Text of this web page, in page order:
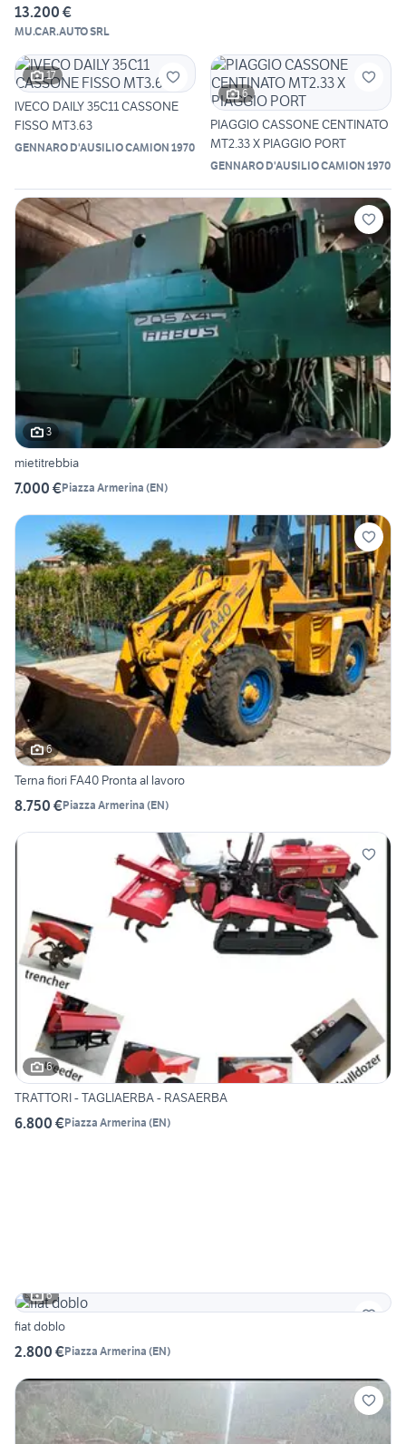
13.200 €
MU.CAR.AUTO SRL
17
IVECO DAILY 35C11 CASSONE
FISSO MT3.63
GENNARO D'AUSILIO CAMION 1970
6
PIAGGIO CASSONE CENTINATO
MT2.33 X PIAGGIO PORT
GENNARO D'AUSILIO CAMION 1970
3
mietitrebbia
7.000 €Piazza Armerina (EN)
6
Terna fiori FA40 Pronta al lavoro
8.750 €Piazza Armerina (EN)
6
TRATTORI - TAGLIAERBA - RASAERBA
6.800 €Piazza Armerina (EN)
6
fiat doblo
2.800 €Piazza Armerina (EN)